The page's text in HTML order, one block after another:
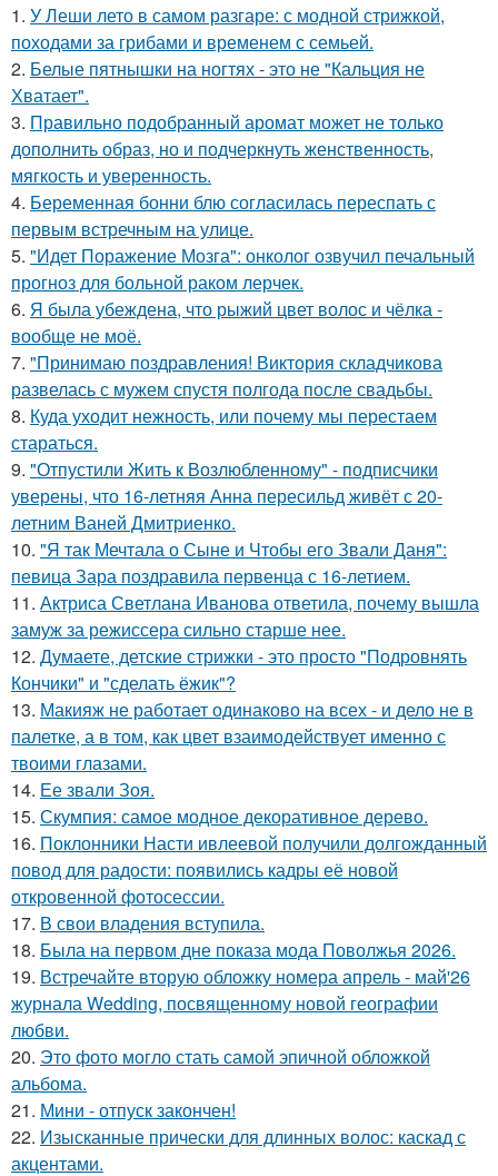
1. У Леши лето в самом разгаре: с модной стрижкой,
походами за грибами и временем с семьей.
2. Белые пятнышки на ногтях - это не "Кальция не
Хватает".
3. Правильно подобранный аромат может не только
дополнить образ, но и подчеркнуть женственность,
мягкость и уверенность.
4. Беременная бонни блю согласилась переспать с
первым встречным на улице.
5. "Идет Поражение Мозга": онколог озвучил печальный
прогноз для больной раком лерчек.
6. Я была убеждена, что рыжий цвет волос и чёлка -
вообще не моё.
7. "Принимаю поздравления! Виктория складчикова
развелась с мужем спустя полгода после свадьбы.
8. Куда уходит нежность, или почему мы перестаем
стараться.
9. "Отпустили Жить к Возлюбленному" - подписчики
уверены, что 16-летняя Анна пересильд живёт с 20-
летним Ваней Дмитриенко.
10. "Я так Мечтала о Сыне и Чтобы его Звали Даня":
певица Зара поздравила первенца с 16-летием.
11. Актриса Светлана Иванова ответила, почему вышла
замуж за режиссера сильно старше нее.
12. Думаете, детские стрижки - это просто "Подровнять
Кончики" и "сделать ёжик"?
13. Макияж не работает одинаково на всех - и дело не в
палетке, а в том, как цвет взаимодействует именно с
твоими глазами.
14. Ее звали Зоя.
15. Скумпия: самое модное декоративное дерево.
16. Поклонники Насти ивлеевой получили долгожданный
повод для радости: появились кадры её новой
откровенной фотосессии.
17. В свои владения вступила.
18. Была на первом дне показа мода Поволжья 2026.
19. Встречайте вторую обложку номера апрель - май'26
журнала Wedding, посвященному новой географии
любви.
20. Это фото могло стать самой эпичной обложкой
альбома.
21. Мини - отпуск закончен!
22. Изысканные прически для длинных волос: каскад с
акцентами.